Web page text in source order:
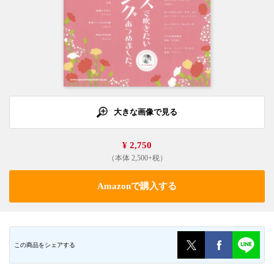
大きな画像で見る
¥ 2,750
（本体 2,500+税）
Amazonで購入する
この商品をシェアする